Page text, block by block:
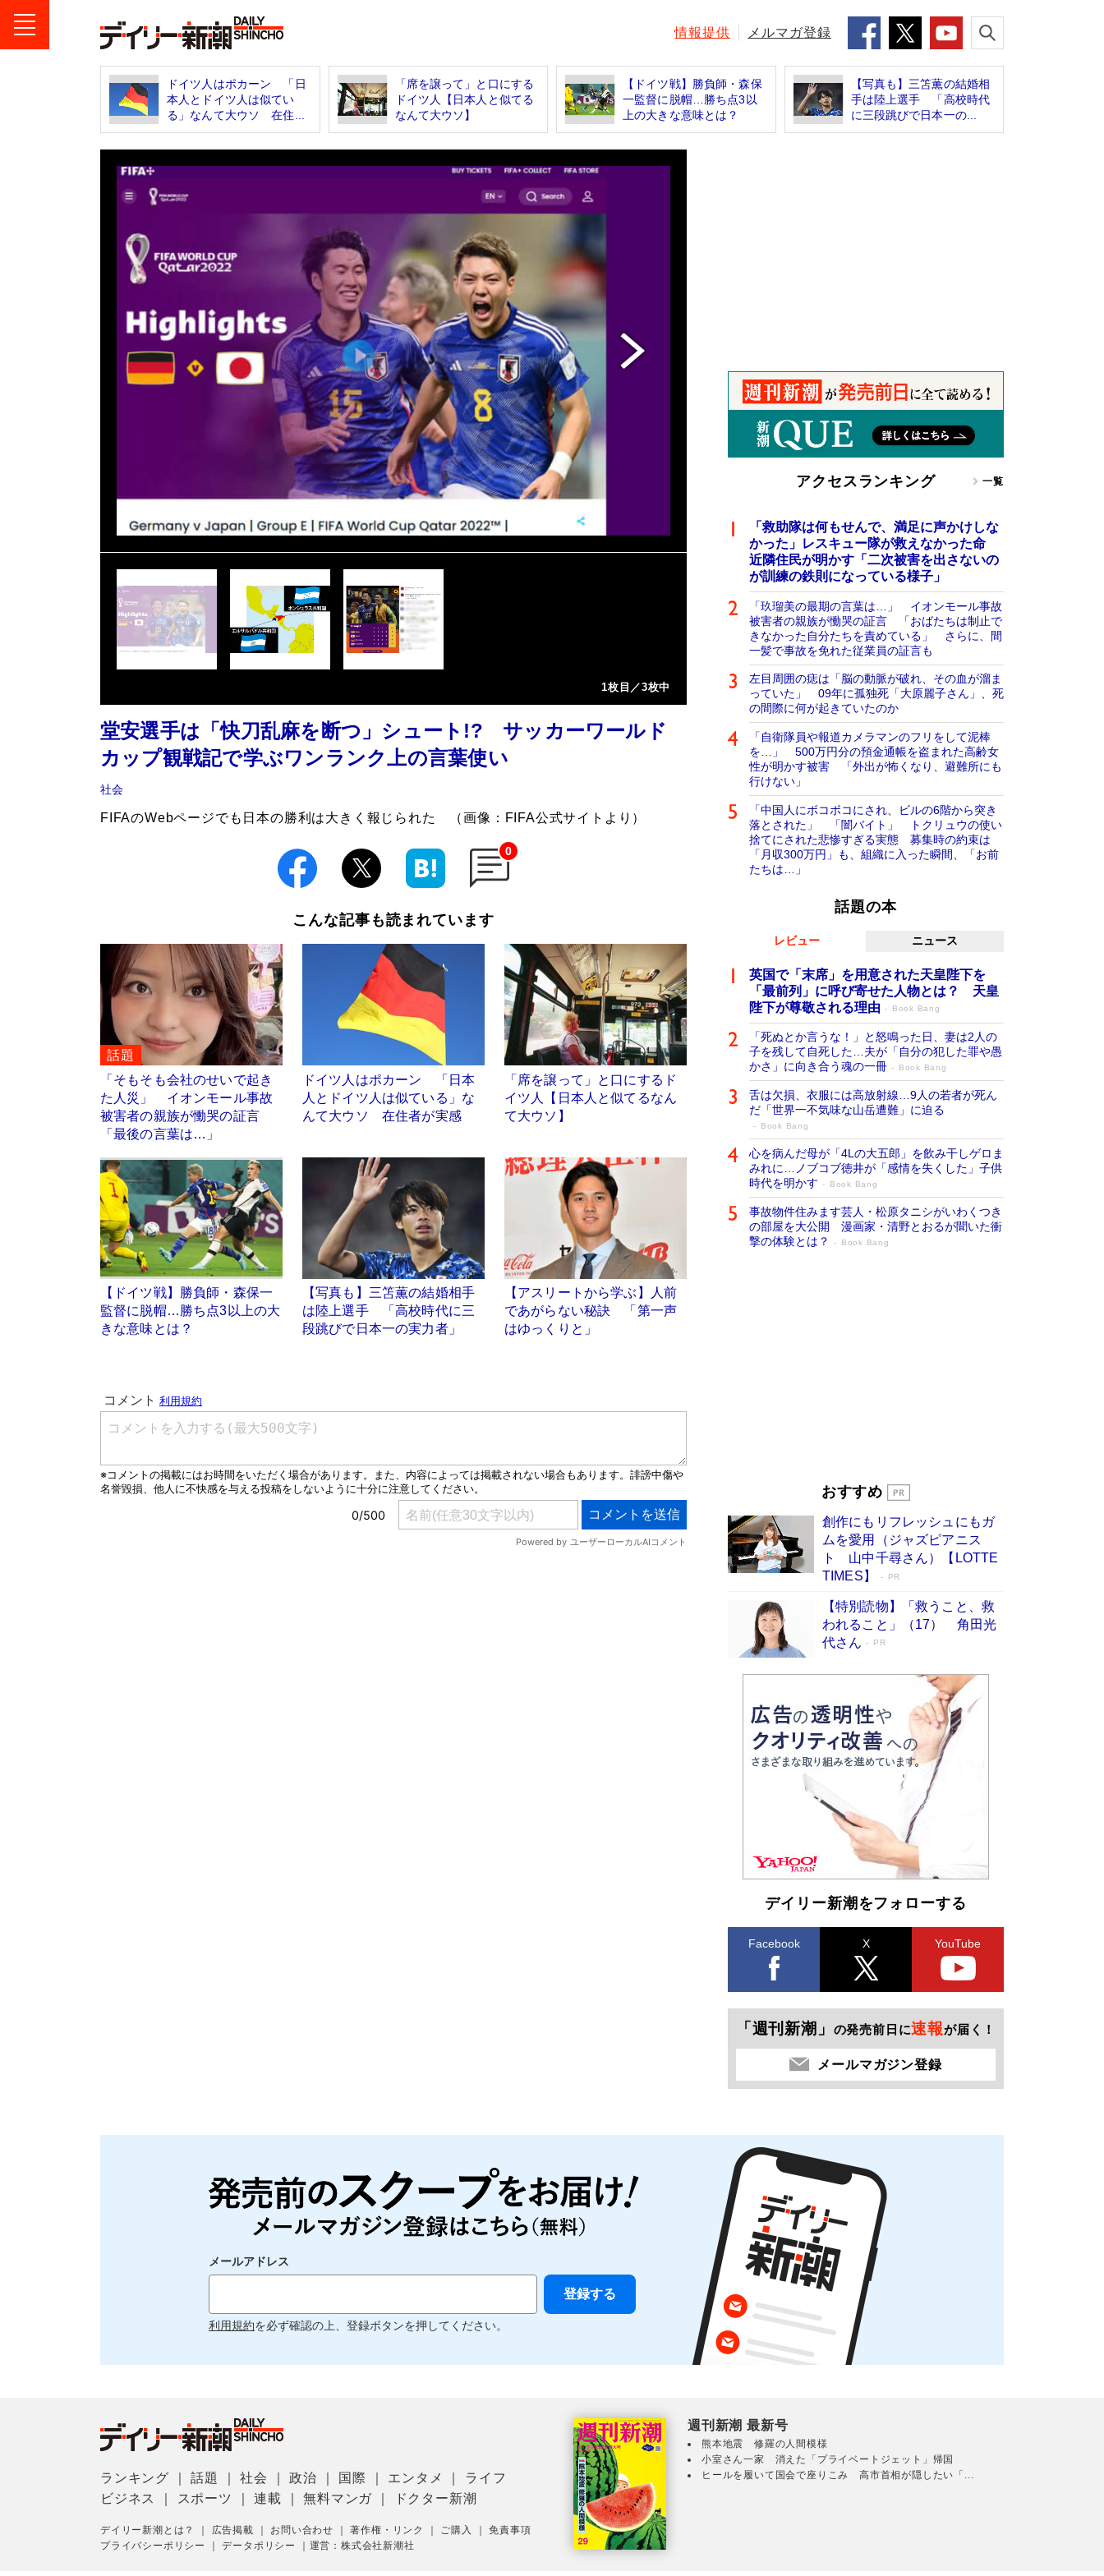
情報提供 メルマガ登録
ドイツ人はポカーン 「日
本人とドイツ人は似てい
る」なんて大ウソ 在住...
「席を譲って」と口にする
ドイツ人【日本人と似てる
なんて大ウソ】
【ドイツ戦】勝負師・森保
一監督に脱帽…勝ち点3以
上の大きな意味とは？
【写真も】三笘薫の結婚相
手は陸上選手 「高校時代
に三段跳びで日本一の...
1枚目／3枚中
堂安選手は「快刀乱麻を断つ」シュート!? サッカーワールド
カップ観戦記で学ぶワンランク上の言葉使い
社会
FIFAのWebページでも日本の勝利は大きく報じられた （画像：FIFA公式サイトより）
0
こんな記事も読まれています
話題
「そもそも会社のせいで起き
た人災」 イオンモール事故
被害者の親族が慟哭の証言
「最後の言葉は…」
ドイツ人はポカーン 「日本
人とドイツ人は似ている」な
んて大ウソ 在住者が実感
「席を譲って」と口にするド
イツ人【日本人と似てるなん
て大ウソ】
【ドイツ戦】勝負師・森保一
監督に脱帽…勝ち点3以上の大
きな意味とは？
【写真も】三笘薫の結婚相手
は陸上選手 「高校時代に三
段跳びで日本一の実力者」
【アスリートから学ぶ】人前
であがらない秘訣 「第一声
はゆっくりと」
アクセスランキング 一覧
「救助隊は何もせんで、満足に声かけしな
かった」レスキュー隊が救えなかった命
近隣住民が明かす「二次被害を出さないの
が訓練の鉄則になっている様子」
「玖瑠美の最期の言葉は…」 イオンモール事故
被害者の親族が慟哭の証言 「おばたちは制止で
きなかった自分たちを責めている」 さらに、間
一髪で事故を免れた従業員の証言も
左目周囲の痣は「脳の動脈が破れ、その血が溜ま
っていた」 09年に孤独死「大原麗子さん」、死
の間際に何が起きていたのか
「自衛隊員や報道カメラマンのフリをして泥棒
を…」 500万円分の預金通帳を盗まれた高齢女
性が明かす被害 「外出が怖くなり、避難所にも
行けない」
「中国人にボコボコにされ、ビルの6階から突き
落とされた」 「闇バイト」 トクリュウの使い
捨てにされた悲惨すぎる実態 募集時の約束は
「月収300万円」も、組織に入った瞬間、「お前
たちは…」
話題の本
レビュー ニュース
英国で「末席」を用意された天皇陛下を
「最前列」に呼び寄せた人物とは？ 天皇
陛下が尊敬される理由
Book Bang
「死ぬとか言うな！」と怒鳴った日、妻は2人の
子を残して自死した…夫が「自分の犯した罪や愚
かさ」に向き合う魂の一冊
Book Bang
舌は欠損、衣服には高放射線…9人の若者が死ん
だ「世界一不気味な山岳遭難」に迫る
Book Bang
心を病んだ母が「4Lの大五郎」を飲み干しゲロま
みれに…ノブコブ徳井が「感情を失くした」子供
時代を明かす
Book Bang
事故物件住みます芸人・松原タニシがいわくつき
の部屋を大公開 漫画家・清野とおるが聞いた衝
撃の体験とは？
Book Bang
占 上半期1位にも選出［新書ベストセラー］
Book Bang
おすすめ
創作にもリフレッシュにもガ
ムを愛用（ジャズピアニス
ト 山中千尋さん）【LOTTE
TIMES】
PR
【特別読物】「救うこと、救
われること」（17） 角田光
代さん
PR
デイリー新潮をフォローする
Facebook X YouTube
「週刊新潮」 の発売前日に速報が届く！
メールマガジン登録
メールアドレス
利用規約を必ず確認の上、登録ボタンを押してください。
ランキング ｜話題 ｜社会 ｜政治 国際 エンタメ
ライフ
ビジネス
スポーツ ｜連載 ｜無料マンガ ドクター新潮
デイリー新潮とは？ 広告掲載 お問い合わせ ｜著作権・リンク ご購入 ｜免責事項
プライバシーポリシー
｜データポリシー 運営：株式会社新潮社
週刊新潮 最新号
熊本地震 修羅の人間模様
小室さん一家 消えた「プライベートジェット」帰国
ヒールを履いて国会で座りこみ 高市首相が隠したい「...